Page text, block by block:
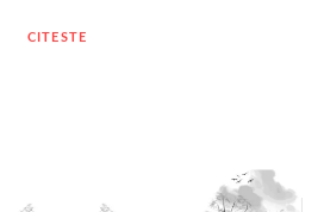
CITESTE